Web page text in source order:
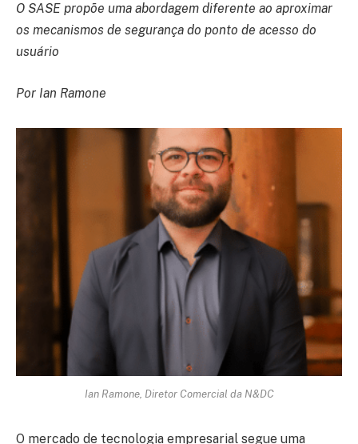
O SASE propõe uma abordagem diferente ao aproximar
os mecanismos de segurança do ponto de acesso do
usuário
Por Ian Ramone
Ian Ramone, Diretor Comercial da N&DC
O mercado de tecnologia empresarial segue uma